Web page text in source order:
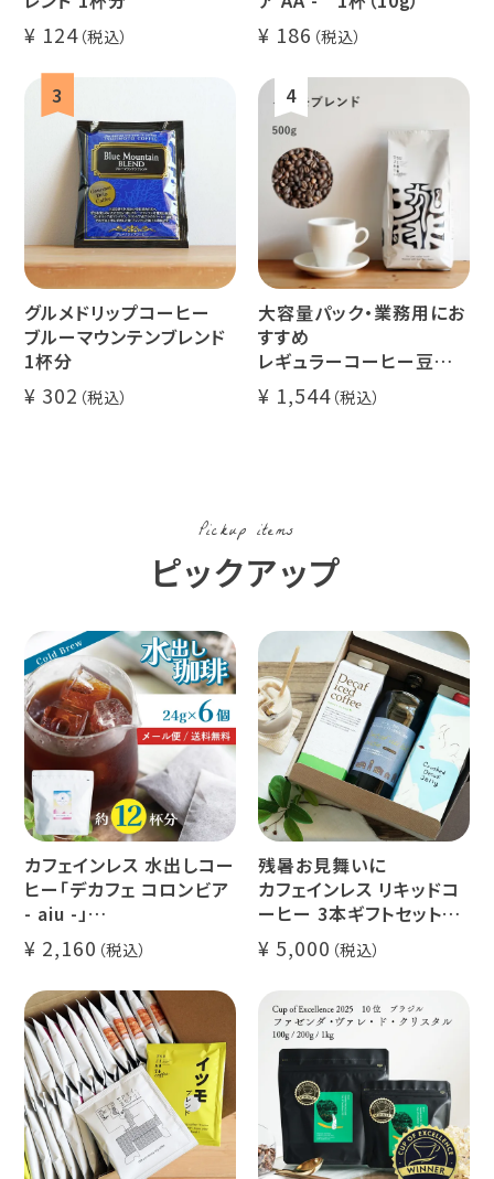
124 186
グルメドリップコーヒー
ブルーマウンテンブレンド
1杯分
302
大容量パック・業務用にお
すすめ
レギュラーコーヒー豆
イツモブレンド 500g
1,544
Pickup items
ピックアップ
カフェインレス 水出しコー
ヒー「デカフェ コロンビア
- aiu -」
24g×6個（約12杯分）
マウンテンウォータープロ
セス カフェインレスコーヒ
ー豆100%使用 メール便
でお届け
2,160
残暑お見舞いに
カフェインレス リキッドコ
ーヒー 3本ギフトセット
クラッシュド デカフェ ゼリ
ー 1本
デカフェ オレベース【無
糖】1本
デカフェ アイスコーヒー 1
5,000